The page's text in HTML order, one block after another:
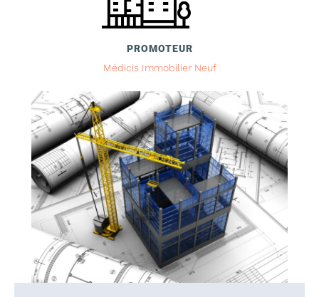
PROMOTEUR
Médicis Immobilier Neuf